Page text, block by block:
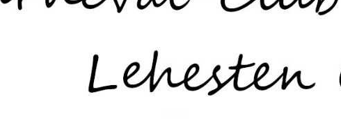
KC
Lehesten
Helau–